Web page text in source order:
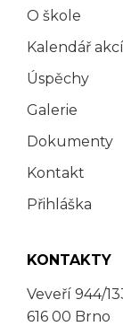
O škole
Kalendář akcí
Úspěchy
Galerie
Dokumenty
Kontakt
Přihláška
KONTAKTY
Veveří 944/
616 00 Brno